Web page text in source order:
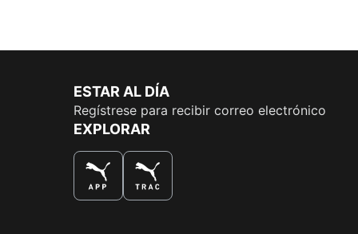
ESTAR AL DÍA
Regístrese para recibir correo electrónico
EXPLORAR